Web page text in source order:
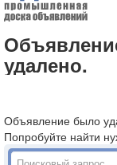
удалено.
Объявление было
Попробуйте найти